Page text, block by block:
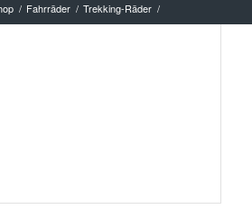
/ Fahrräder / Trekking-Räder /